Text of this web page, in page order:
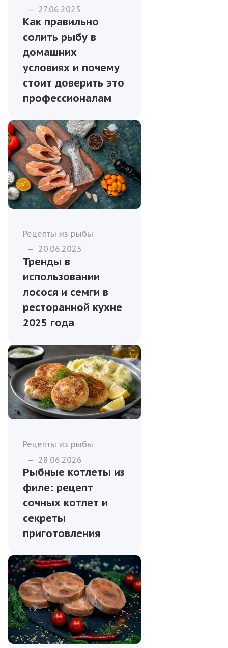
— 27.06.2025
Как правильно
солить рыбу в
домашних
условиях и почему
стоит доверить это
профессионалам
Рецепты из рыбы
— 20.06.2025
Тренды в
использовании
лосося и семги в
ресторанной кухне
2025 года
Рецепты из рыбы
— 28.06.2026
Рыбные котлеты из
филе: рецепт
сочных котлет и
секреты
приготовления